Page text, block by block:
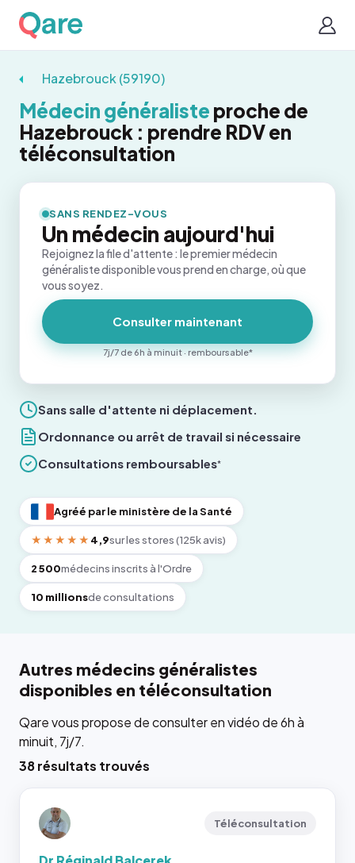
Hazebrouck (59190)
Médecin généraliste proche de
Hazebrouck : prendre RDV en
téléconsultation
Sans salle d'attente ni déplacement.
Ordonnance ou arrêt de travail si nécessaire
Consultations remboursables*
Agréé par le ministère de la Santé
★★★★★ 4,9sur les stores (125k avis)
2 500médecins inscrits à l'Ordre
10 millionsde consultations
SANS RENDEZ-VOUS
Un médecin aujourd'hui
Rejoignez la file d'attente : le premier médecin
généraliste disponible vous prend en charge, où que
vous soyez.
Consulter maintenant
7j/7 de 6h à minuit · remboursable*
Autres médecins généralistes
disponibles en téléconsultation
Qare vous propose de consulter en vidéo de 6h à
minuit, 7j/7.
38 résultats trouvés
Téléconsultation